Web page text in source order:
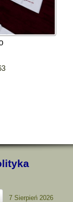
7 Sierpień 2026